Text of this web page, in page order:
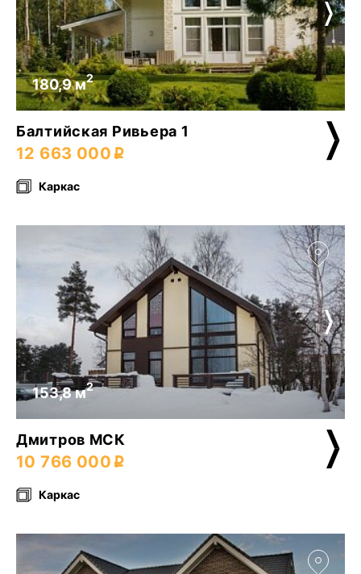
180,9 м2
Балтийская Ривьера 1
12 663 000
Каркас
153,8 м2
Дмитров МСК
10 766 000
Каркас